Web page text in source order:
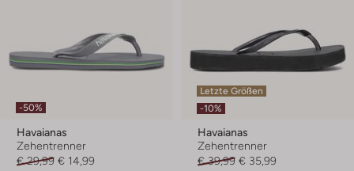
-50%
Havaianas
Zehentrenner
€ 29,99 € 14,99
Letzte Größen
-10%
Havaianas
Zehentrenner
€ 39,99 € 35,99